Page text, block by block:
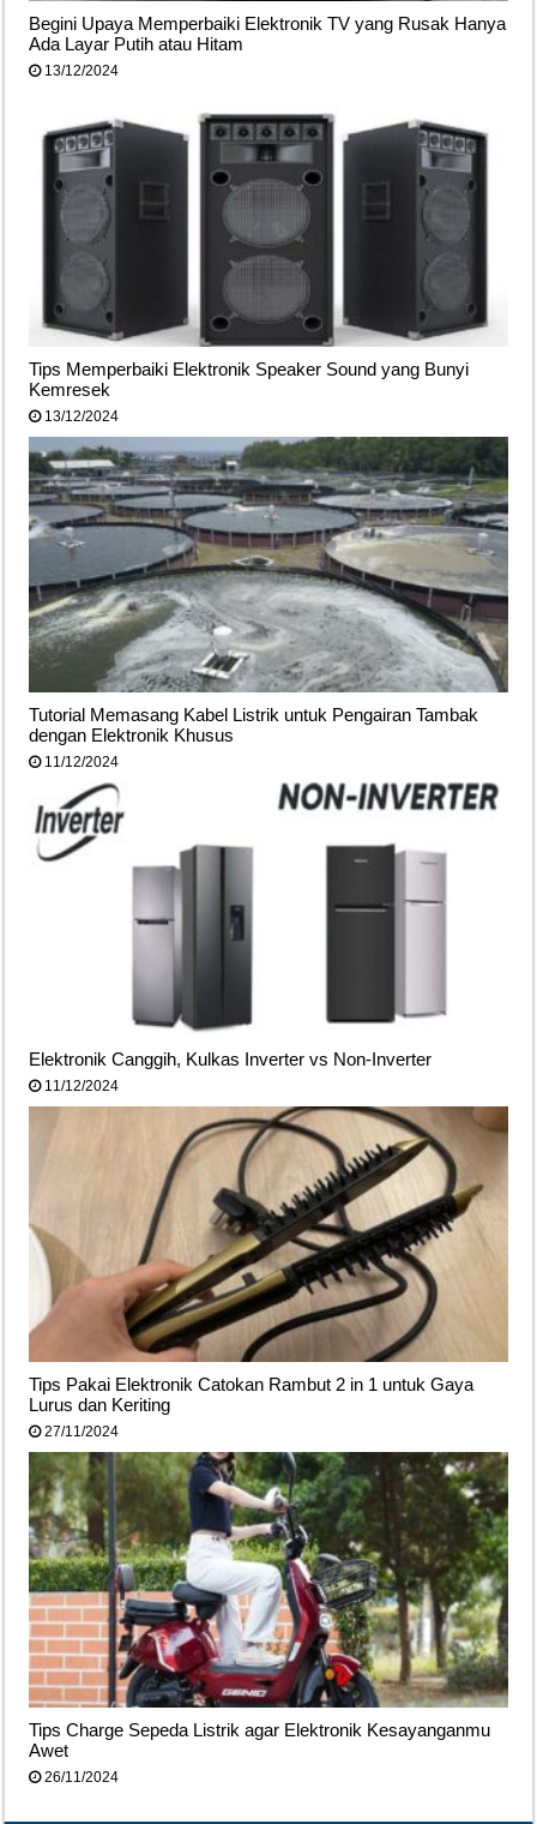
Begini Upaya Memperbaiki Elektronik TV yang Rusak Hanya
Ada Layar Putih atau Hitam
13/12/2024
Tips Memperbaiki Elektronik Speaker Sound yang Bunyi
Kemresek
13/12/2024
Tutorial Memasang Kabel Listrik untuk Pengairan Tambak
dengan Elektronik Khusus
11/12/2024
Elektronik Canggih, Kulkas Inverter vs Non-Inverter
11/12/2024
Tips Pakai Elektronik Catokan Rambut 2 in 1 untuk Gaya
Lurus dan Keriting
27/11/2024
Tips Charge Sepeda Listrik agar Elektronik Kesayanganmu
Awet
26/11/2024